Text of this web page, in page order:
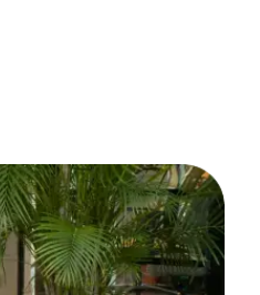
en zorgen we ervoor dat je snel